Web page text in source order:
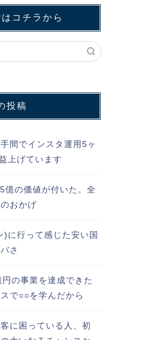
コチラから
投稿
間でインスタ運用5ヶ
上げています
億の価値が付いた。全
おかげ
に行って感じた安い国
さ
の事業を達成できた
で○○を学んだから
に困っている人、初